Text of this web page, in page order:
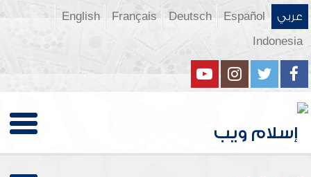
عربي Español
Deutsch
Français
English
Indonesia